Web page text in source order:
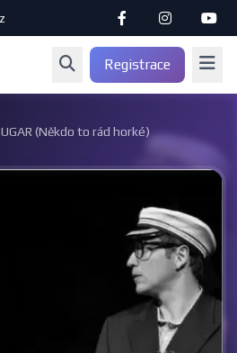
Registrace
(Někdo to rád horké)